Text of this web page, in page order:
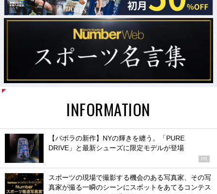
INFORMATION
【バボラの新作】NYの輝きを纏う。「PURE
DRIVE」と最新シューズに限定モデルが登場
PR
スポーツの現場で撮影する機会のある写真家、その写
真家が撮る一瞬のシーンにスポットをあてるコンテス